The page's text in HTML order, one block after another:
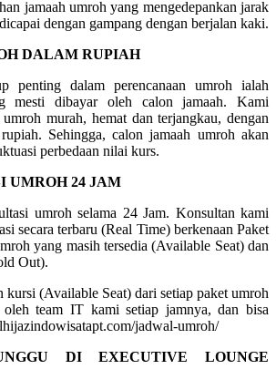
jamaah umroh yang mengedepankan jarak
dengan gampang dengan berjalan kaki.
DALAM RUPIAH
penting dalam perencanaan umroh ialah
mesti dibayar oleh calon jamaah. Kami
murah, hemat dan terjangkau, dengan
Sehingga, calon jamaah umroh akan
perbedaan nilai kurs.
UMROH 24 JAM
umroh selama 24 Jam. Konsultan kami
secara terbaru (Real Time) berkenaan Paket
yang masih tersedia (Available Seat) dan
Out).
kursi (Available Seat) dari setiap paket umroh
oleh team IT kami setiap jamnya, dan bisa
jadwal-umroh/
DI EXECUTIVE LOUNGE